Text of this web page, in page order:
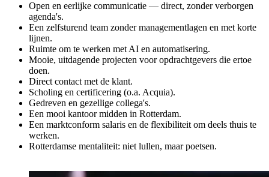
Open en eerlijke communicatie — direct, zonder verborgen
agenda's.
Een zelfsturend team zonder managementlagen en met korte
lijnen.
Ruimte om te werken met AI en automatisering.
Mooie, uitdagende projecten voor opdrachtgevers die ertoe
doen.
Direct contact met de klant.
Scholing en certificering (o.a. Acquia).
Gedreven en gezellige collega's.
Een mooi kantoor midden in Rotterdam.
Een marktconform salaris en de flexibiliteit om deels thuis te
werken.
Rotterdamse mentaliteit: niet lullen, maar poetsen.